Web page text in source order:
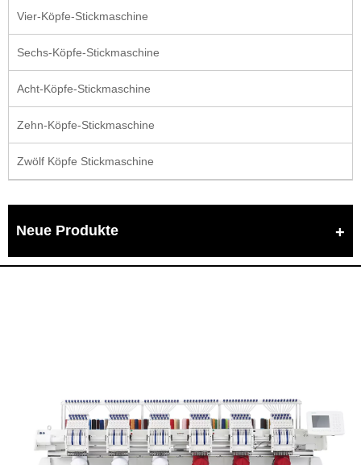
Vier-Köpfe-Stickmaschine
Sechs-Köpfe-Stickmaschine
Acht-Köpfe-Stickmaschine
Zehn-Köpfe-Stickmaschine
Zwölf Köpfe Stickmaschine
Neue Produkte